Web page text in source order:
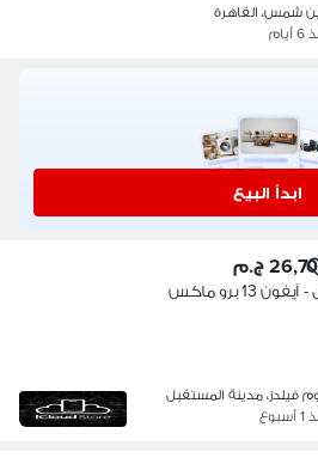
شمس، القاهرة
ابدأ البيع
ج.م
13 برو ماكس
فيلدز، مدينة المستقبل